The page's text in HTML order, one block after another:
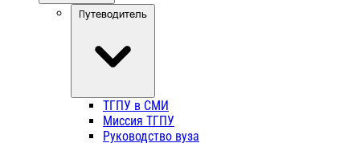
Путеводитель
ТГПУ в СМИ
Миссия ТГПУ
Руководство вуза